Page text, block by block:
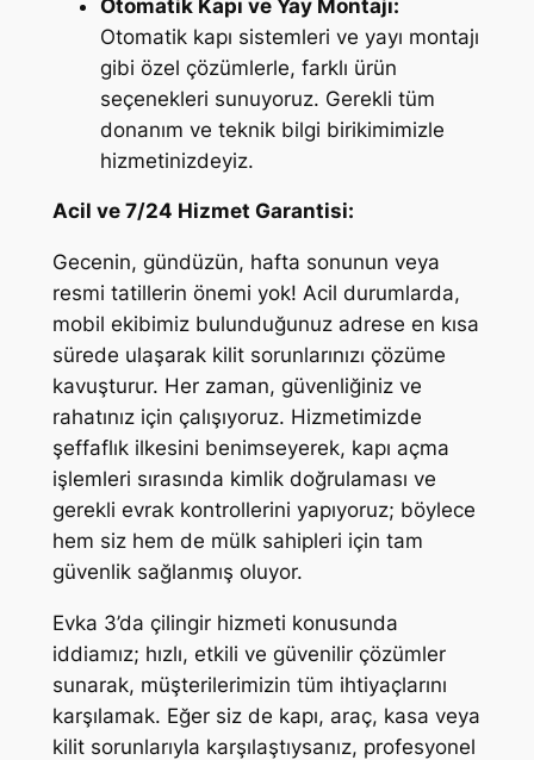
Otomatik Kapı ve Yay Montajı:
Otomatik kapı sistemleri ve yayı montajı
gibi özel çözümlerle, farklı ürün
seçenekleri sunuyoruz. Gerekli tüm
donanım ve teknik bilgi birikimimizle
hizmetinizdeyiz.
Acil ve 7/24 Hizmet Garantisi:
Gecenin, gündüzün, hafta sonunun veya
resmi tatillerin önemi yok! Acil durumlarda,
mobil ekibimiz bulunduğunuz adrese en kısa
sürede ulaşarak kilit sorunlarınızı çözüme
kavuşturur. Her zaman, güvenliğiniz ve
rahatınız için çalışıyoruz. Hizmetimizde
şeffaflık ilkesini benimseyerek, kapı açma
işlemleri sırasında kimlik doğrulaması ve
gerekli evrak kontrollerini yapıyoruz; böylece
hem siz hem de mülk sahipleri için tam
güvenlik sağlanmış oluyor.
Evka 3’da çilingir hizmeti konusunda
iddiamız; hızlı, etkili ve güvenilir çözümler
sunarak, müşterilerimizin tüm ihtiyaçlarını
karşılamak. Eğer siz de kapı, araç, kasa veya
kilit sorunlarıyla karşılaştıysanız, profesyonel